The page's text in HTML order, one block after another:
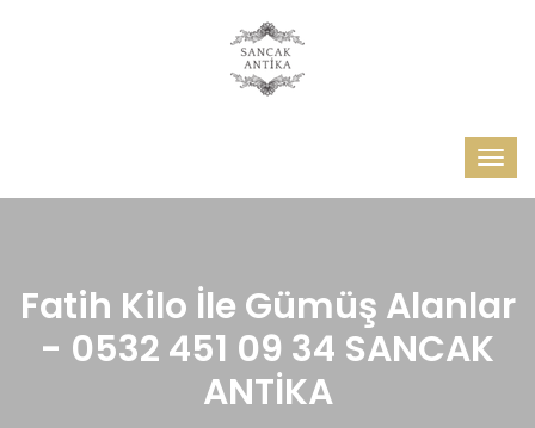
Fatih Kilo İle Gümüş Alanlar
- 0532 451 09 34 SANCAK
ANTİKA